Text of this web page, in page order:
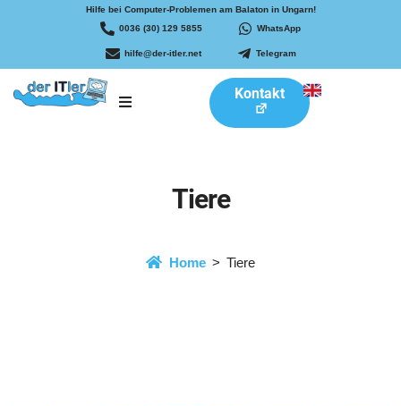
Hilfe bei Computer-Problemen am Balaton in Ungarn!
0036 (30) 129 5855
WhatsApp
hilfe@der-itler.net Telegram
Kontakt
Tiere
Home Tiere